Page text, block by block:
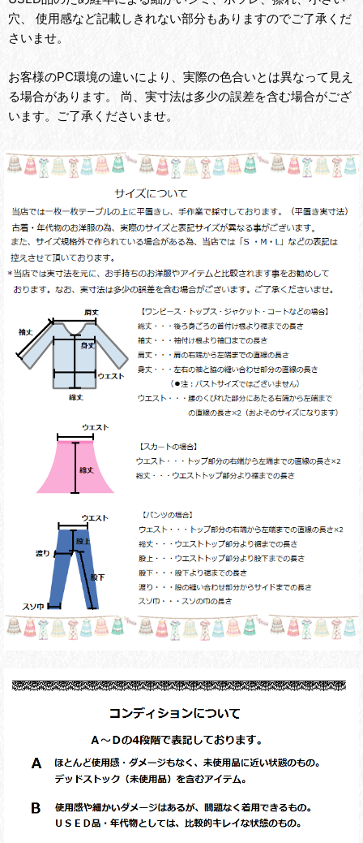
穴、 使用感など記載しきれない部分もありますのでご了承くだ
さいませ。
お客様のPC環境の違いにより、実際の色合いとは異なって見え
る場合があります。 尚、実寸法は多少の誤差を含む場合がござ
います。ご了承くださいませ。